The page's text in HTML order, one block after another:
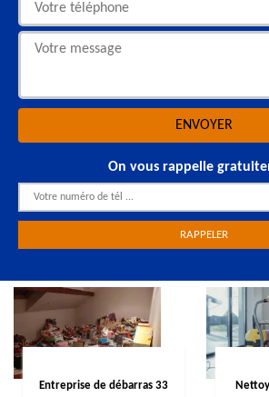
On vous rappelle
Entreprise de débarras 33